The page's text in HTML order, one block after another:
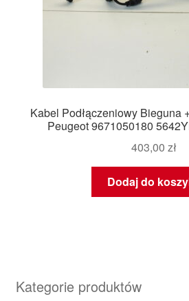
Kabel Podłączeniowy Bieguna
Peugeot 9671050180
403,00 zł
Dodaj do
Kategorie produktów